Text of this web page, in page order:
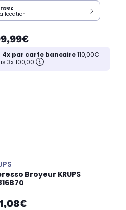
location
4x par carte bancaire110,00€
3x 100,00
Broyeur KRUPS